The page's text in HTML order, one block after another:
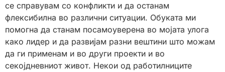
се справувам со конфликти и да останам
флексибилна во различни ситуации. Обуката ми
помогна да станам посамоуверена во мојата улога
како лидер и да развијам разни вештини што можам
да ги применам и во други проекти и во
секојдневниот живот. Некои од работилниците